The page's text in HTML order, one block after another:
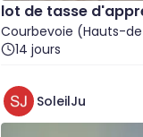
lot de tasse
tissage bébé
Courbevoie (Hauts-
Seine)
14 jours
SoleilJu